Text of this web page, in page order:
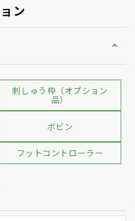
ン
刺しゅう枠（オプション
品）
ボビン
フットコントローラー